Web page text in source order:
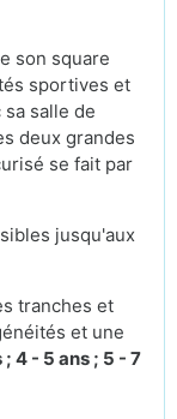
son square
sportives et
salle de
deux grandes
se fait par
jusqu'aux
tranches et
et une
; 4 - 5 ans ; 5 - 7